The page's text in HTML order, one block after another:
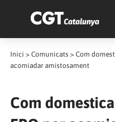
Inici > Comunicats > Com
acomiadar amistosament
Com